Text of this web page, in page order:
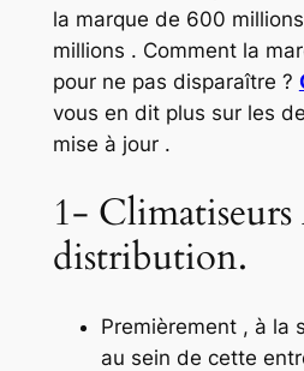
la marque de 600
millions . Comment la
pour ne pas disparaître ?
vous en dit plus sur les
mise à jour .
1-
distribution.
Premièrement , à la
au sein de cette